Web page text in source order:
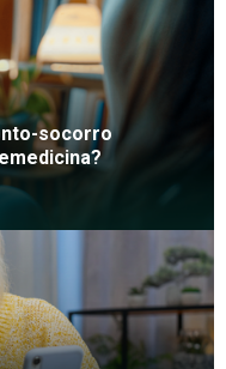
socorro